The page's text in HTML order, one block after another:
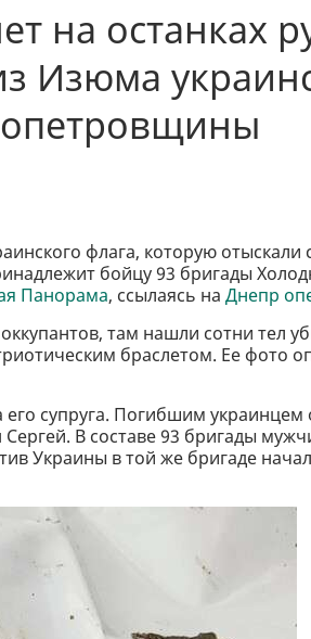
на останках
Изюма
флага, которую отыскали
бойцу ​​93 бригады
Панорама, ссылаясь на Днепр
там нашли сотни тел
браслетом. Ее фото
супруга. Погибшим украинцем
В составе 93 бригады
Украины в той же бригаде